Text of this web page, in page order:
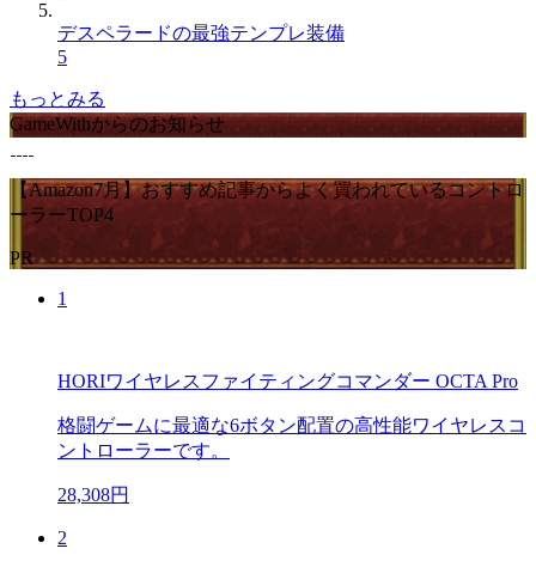
デスペラードの最強テンプレ装備
5
もっとみる
GameWithからのお知らせ
【Amazon7月】おすすめ記事からよく買われているコントロ
ーラーTOP4
PR
1
HORIワイヤレスファイティングコマンダー OCTA Pro
格闘ゲームに最適な6ボタン配置の高性能ワイヤレスコ
ントローラーです。
28,308円
2